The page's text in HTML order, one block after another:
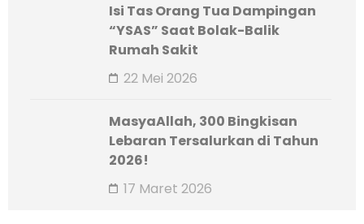
Isi Tas Orang Tua Dampingan
“YSAS” Saat Bolak-Balik
Rumah Sakit
22 Mei 2026
MasyaAllah, 300 Bingkisan
Lebaran Tersalurkan di Tahun
2026!
17 Maret 2026